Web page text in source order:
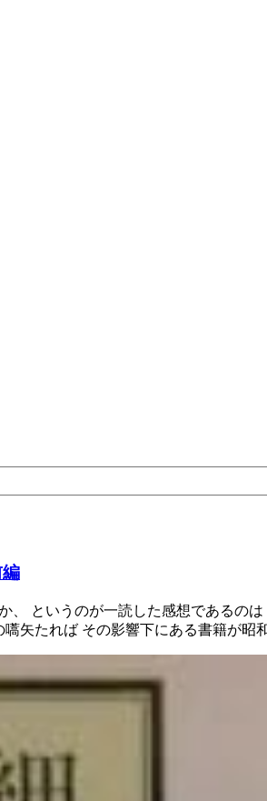
というのが一読した感想であるの
矢たれば その影響下にある書籍が昭